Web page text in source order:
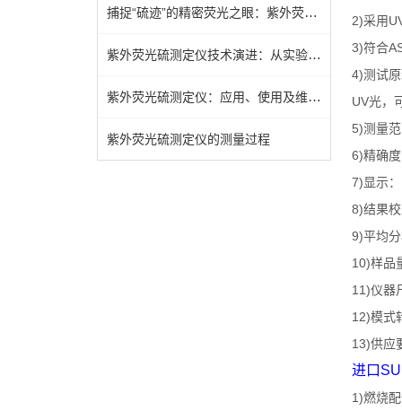
捕捉“硫迹”的精密荧光之眼：紫外荧光硫测定仪技术全解析
紫外荧光硫测定仪技术演进：从实验室到工业现场的跨越
紫外荧光硫测定仪：应用、使用及维护指南
紫外荧光硫测定仪的测量过程
2)采用
3)符合
4)测试
UV光，
5)测量
6)精确
7) 显示
8)结果
9)平均
10)样品
11)仪器
12)模式
13)供应
进口
1)燃烧